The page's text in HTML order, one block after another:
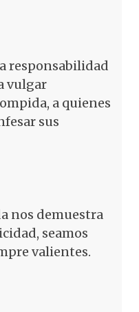
responsabilidad
vulgar
a quienes
sus
nos demuestra
seamos
valientes.